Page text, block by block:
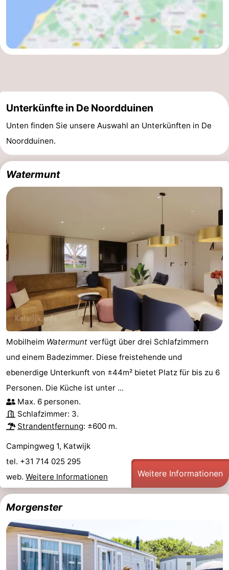
Unterkünfte in De Noordduinen
Unten finden Sie unsere Auswahl an Unterkünften in De
Noordduinen.
Watermunt
Mobilheim Watermunt verfügt über drei Schlafzimmern
und einem Badezimmer. Diese freistehende und
ebenerdige Unterkunft von ±44m² bietet Platz für bis zu 6
Personen. Die Küche ist unter ...
Max. 6 personen.
Schlafzimmer: 3.
Strandentfernung: ±600 m.
Campingweg 1, Katwijk
tel. +31 714 025 295
web. Weitere Informationen Weitere Informationen
Morgenster